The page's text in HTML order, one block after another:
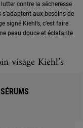
contre la sécheresse
aux besoins de
Kiehl’s, c’est faire
peau douce et éclatante
visage Kiehl’s